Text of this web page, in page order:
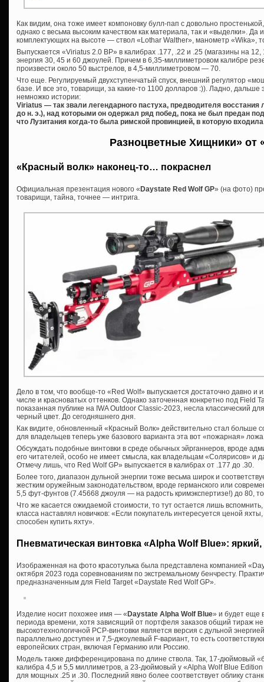
Как видим, она тоже имеет компоновку булл-пап с довольно
однако с весьма высоким качеством как материала, так и «выделки». Да
комплектующих на высоте — ствол «Lothar Walther», манометр «Wika»,
Выпускается «Viriatus 2.0 BP» в калибрах .177, .22 и .25 (магазины на 12,
энергия 30, 45 и 60 джоулей. Причем в 6,35-миллиметровом калибре
произвести около 50 выстрелов, в 4,5-миллиметровом — 70.
Что еще. Регулируемый двухступенчатый спуск, внешний регулятор
базе. И все это, товарищи, за какие-то 1100 долларов :)). Ладно, дальше
немножко истории:
Viriatus — так звали легендарного пастуха, предводителя восстания
до н. э.), над которыми он одержал ряд побед, пока не был предан
что Лузитания когда-то была римской провинцией, в которую
Разноцветные Хищники» от
«Красный волк» наконец-то… покраснел
Официальная презентация нового «Daystate Red Wolf GP» (на фото)
товарищи, тайна, точнее — интрига.
Дело в том, что вообще-то «Red Wolf» выпускается достаточно давно и
числе и красноватых оттенков. Однако заточенная конкретно под Field
показанная публике на IWA Outdoor Classic-2023, несла классический
черный цвет. До сегодняшнего дня.
Как видите, обновленный «Красный Волк» действительно стал больше
для владельцев теперь уже базового варианта эта вот «пожарная»
Обсуждать подобные винтовки в среде обычных эйрганнеров, вроде
его читателей, особо не имеет смысла, как владельцам «Солярисов» и
Отмечу лишь, что Red Wolf GP» выпускается в калибрах от .177 до .30.
Более того, диапазон дульной энергии тоже весьма широк и
жестким оружейным законодательством, вроде германского или
5,5 фут-фунтов (7.45668 джоуля — на радость кримэкспертизе!) до 80,
Что же касается ожидаемой стоимости, то тут остается лишь
класса наставлял новичков: «Если покупатель интересуется ценой
способен купить яхту».
Пневматическая винтовка «Alpha Wolf Blue»:
Изображенная на фото красотулька была представлена компанией
октября 2023 года соревнованиям по экстремальному бенчресту.
предназначенным для Field Target «Daystate Red Wolf GP».
Изделие носит похожее имя — « Daystate Alpha Wolf Blue» и будет еще
периода времени, хотя зависящий от портфеля заказов общий тираж
высокотехнологичной PCP-винтовки является версия с дульной
параллельно доступен и 7,5-джоулевый F-вариант, то есть
европейских стран, включая Германию или Россию.
Модель также дифференцирована по длине ствола. Так, 17-дюймовый
калибра 4,5 и 5,5 миллиметров, а 23-дюймовый у «Alpha Wolf Blue
для мощных .25 и .30. Последний явно более соответствует облику